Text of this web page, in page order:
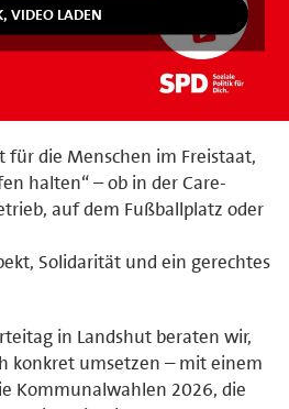
für die Menschen im Freistaat,
halten“ – ob in der Care-
auf dem Fußballplatz oder
Solidarität und ein gerechtes
in Landshut beraten wir,
konkret umsetzen – mit einem
Kommunalwahlen 2026, die